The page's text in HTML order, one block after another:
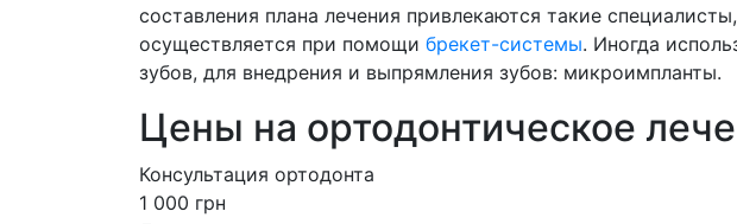
составления плана лечения привлекаются такие
осуществляется при помощи брекет-системы. Иногда
зубов, для внедрения и выпрямления зубов: микроимпланты.
Цены на ортодонтическое
Консультация ортодонта
1 000 грн